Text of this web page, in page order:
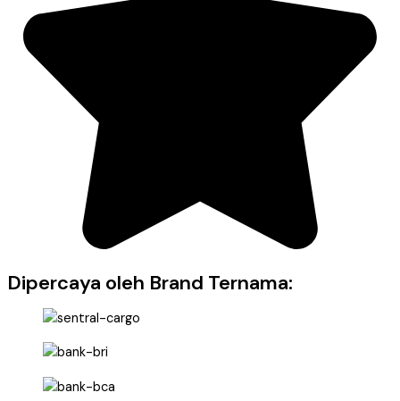
Dipercaya oleh Brand Ternama: